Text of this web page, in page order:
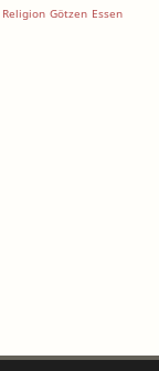
Religion Götzen Essen